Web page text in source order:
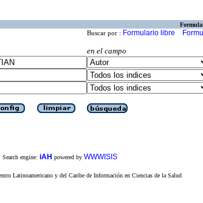
Buscar por : Formulario libre
en el campo
Search engine: iAH powered by WWWISIS
Latinoamericano y del Caribe de Información en Ciencias de la Salud